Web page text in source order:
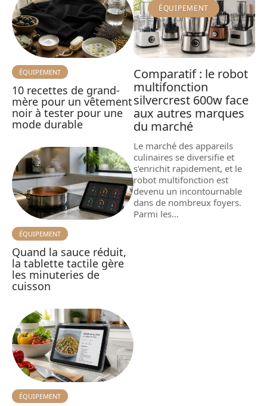
ÉQUIPEMENT
10 recettes de grand-
mère pour un vêtement
noir à tester pour une
mode durable
ÉQUIPEMENT
Quand la sauce réduit,
la tablette tactile gère
les minuteries de
cuisson
ÉQUIPEMENT
ÉQUIPEMENT
Comparatif : le robot
multifonction
silvercrest 600w face
aux autres marques
du marché
Le marché des appareils
culinaires se diversifie et
s’enrichit rapidement, et le
robot multifonction est
devenu un incontournable
dans de nombreux foyers.
Parmi les…